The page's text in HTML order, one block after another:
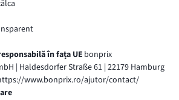
în fața UE bonprix
| Haldesdorfer Straße 61 | 22179 Hamburg
www.bonprix.ro/ajutor/contact/